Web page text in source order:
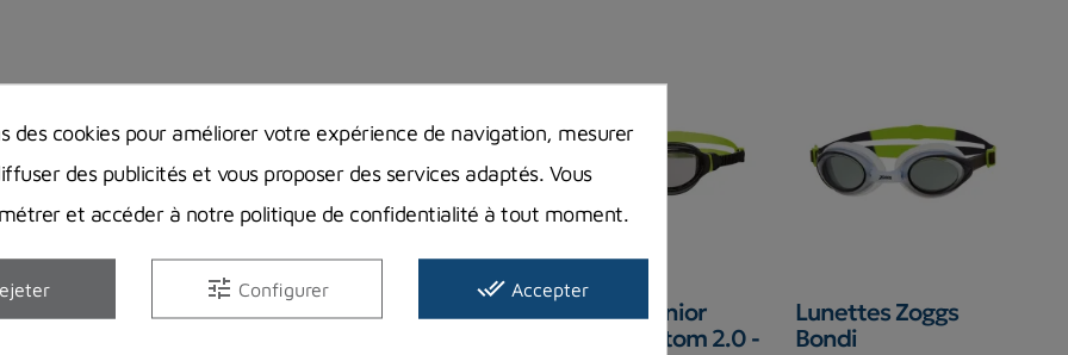
Lunettes Zoggs
Lunettes Zoggs
Lunettes Junior
Zoggs Phantom 2.0 -
Lunettes Zoggs
Bondi
des cookies pour améliorer votre expérience de navigation, mesurer
des publicités et vous proposer des services adaptés. Vous
et accéder à notre politique de confidentialité à tout moment.
tune Configurer done_all Accepter